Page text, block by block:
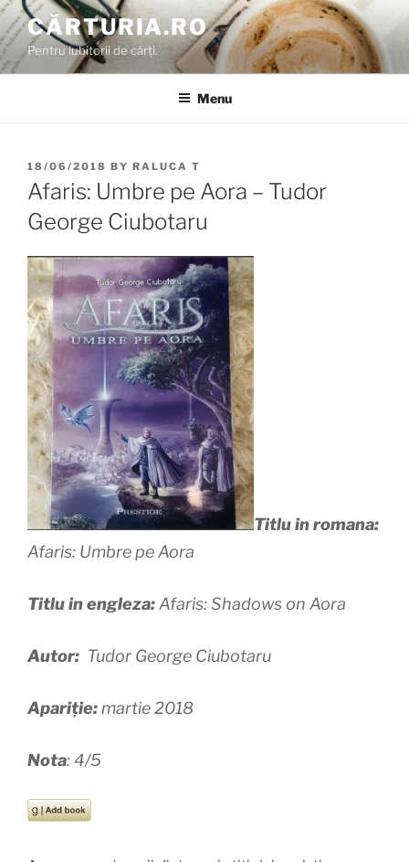
Skip
to
content
CĂRTURIA.RO
Pentru iubitorii de cărți.
Menu
POSTED
ON
18/06/2018 BY RALUCA T
Afaris: Umbre pe Aora – Tudor
George Ciubotaru
Titlu in romana:
Afaris: Umbre pe Aora
Titlu in engleza:Afaris: Shadows on Aora
Autor: Tudor George Ciubotaru
Apariție:martie 2018
Nota: 4/5